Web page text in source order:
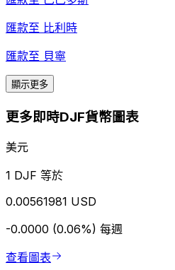
匯款至 比利時
匯款至 貝寧
顯示更多
更多即時DJF貨幣圖表
美元
1 DJF 等於
0.00561981 USD
-0.0000 (0.06%) 每週
查看圖表